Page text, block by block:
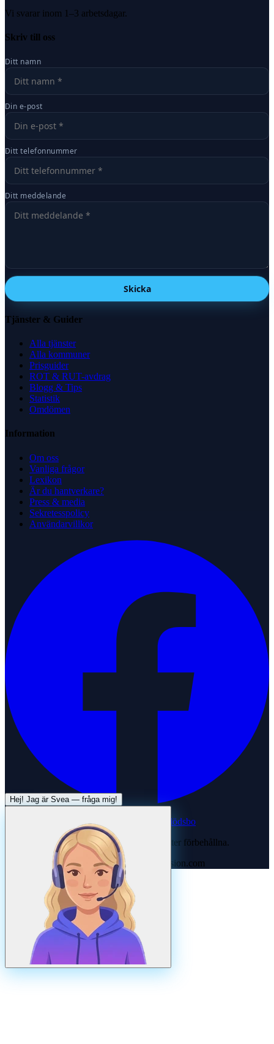
Vi svarar inom 1–3 arbetsdagar.
Skriv till oss
Ditt namn
Din e-post
Ditt telefonnummer
Ditt meddelande
Skicka
Tjänster & Guider
Alla tjänster
Alla kommuner
Prisguider
ROT & RUT-avdrag
Blogg & Tips
Statistik
Omdömen
Information
Om oss
Vanliga frågor
Lexikon
Är du hantverkare?
Press & media
Sekretesspolicy
Användarvillkor
Dödsboofferter — hjälp med dödsbo
Svenska Hantverkare. Alla rättigheter förbehållna.
Uppdateradaugusti 2026· Drivs av N3ovision.com
Hej! Jag är Svea — fråga mig!